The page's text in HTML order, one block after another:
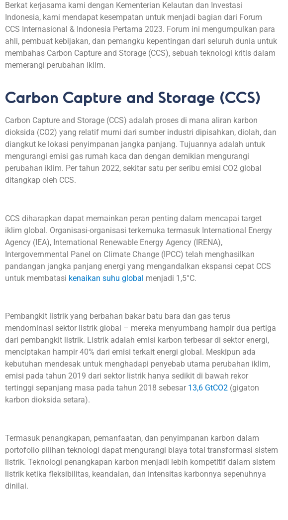
Berkat kerjasama kami dengan Kementerian Kelautan dan Investasi
Indonesia, kami mendapat kesempatan untuk menjadi bagian dari Forum
CCS Internasional & Indonesia Pertama 2023. Forum ini mengumpulkan para
ahli, pembuat kebijakan, dan pemangku kepentingan dari seluruh dunia untuk
membahas Carbon Capture and Storage (CCS), sebuah teknologi kritis dalam
memerangi perubahan iklim.
Carbon Capture and Storage (CCS)
Carbon Capture and Storage (CCS) adalah proses di mana aliran karbon
dioksida (CO2) yang relatif murni dari sumber industri dipisahkan, diolah, dan
diangkut ke lokasi penyimpanan jangka panjang. Tujuannya adalah untuk
mengurangi emisi gas rumah kaca dan dengan demikian mengurangi
perubahan iklim. Per tahun 2022, sekitar satu per seribu emisi CO2 global
ditangkap oleh CCS.
CCS diharapkan dapat memainkan peran penting dalam mencapai target
iklim global. Organisasi-organisasi terkemuka termasuk International Energy
Agency (IEA), International Renewable Energy Agency (IRENA),
Intergovernmental Panel on Climate Change (IPCC) telah menghasilkan
pandangan jangka panjang energi yang mengandalkan ekspansi cepat CCS
untuk membatasi kenaikan suhu global menjadi 1,5°C.
Pembangkit listrik yang berbahan bakar batu bara dan gas terus
mendominasi sektor listrik global – mereka menyumbang hampir dua pertiga
dari pembangkit listrik. Listrik adalah emisi karbon terbesar di sektor energi,
menciptakan hampir 40% dari emisi terkait energi global. Meskipun ada
kebutuhan mendesak untuk menghadapi penyebab utama perubahan iklim,
emisi pada tahun 2019 dari sektor listrik hanya sedikit di bawah rekor
tertinggi sepanjang masa pada tahun 2018 sebesar 13,6 GtCO2 (gigaton
karbon dioksida setara).
Termasuk penangkapan, pemanfaatan, dan penyimpanan karbon dalam
portofolio pilihan teknologi dapat mengurangi biaya total transformasi sistem
listrik. Teknologi penangkapan karbon menjadi lebih kompetitif dalam sistem
listrik ketika fleksibilitas, keandalan, dan intensitas karbonnya sepenuhnya
dinilai.